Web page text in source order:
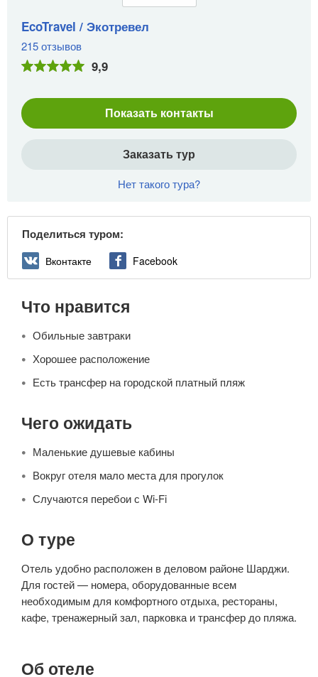
EcoTravel / Экотревел
215 отзывов
9,9
Показать контакты
Заказать тур
Нет такого тура?
Поделиться туром:
Вконтакте Facebook
Что нравится
Обильные завтраки
Хорошее расположение
Есть трансфер на городской платный пляж
Чего ожидать
Маленькие душевые кабины
Вокруг отеля мало места для прогулок
Случаются перебои с Wi-Fi
О туре
Отель удобно расположен в деловом районе Шарджи.
Для гостей — номера, оборудованные всем
необходимым для комфортного отдыха, рестораны,
кафе, тренажерный зал, парковка и трансфер до пляжа.
Об отеле